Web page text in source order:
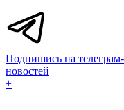
Подпишись на
новостей
+